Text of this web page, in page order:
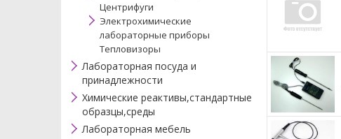
Центрифуги
Электрохимические
лабораторные приборы
Тепловизоры
Лабораторная посуда и
принадлежности
Химические реактивы,стандартные
образцы,среды
Лабораторная мебель